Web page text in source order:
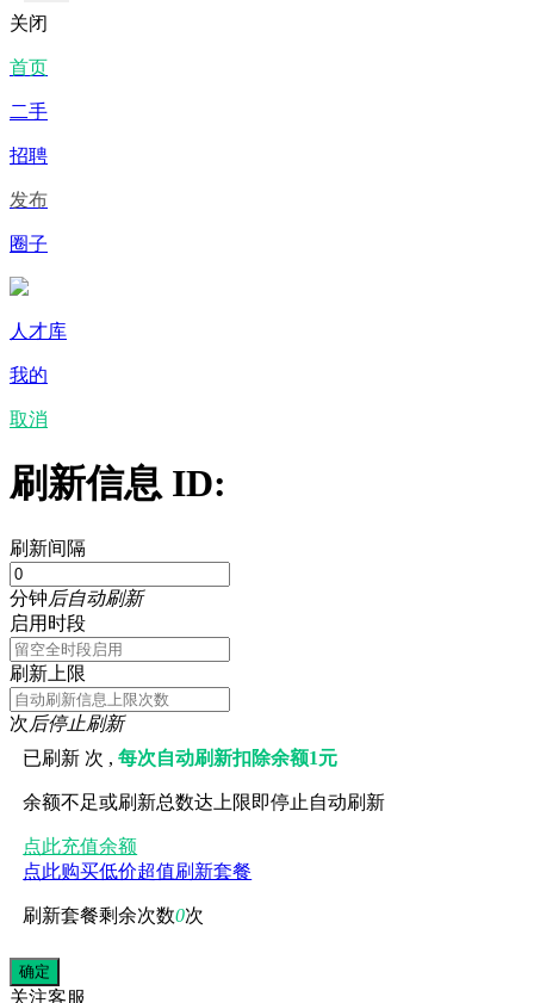
关闭
首页
二手
招聘
发布
圈子
人才库
我的
取消
刷新信息 ID:
刷新间隔
分钟后自动刷新
启用时段
刷新上限
次后停止刷新
已刷新 次 ,每次自动刷新扣除余额1元
余额不足或刷新总数达上限即停止自动刷新
点此充值余额
点此购买低价超值刷新套餐
刷新套餐剩余次数0次
关注客服